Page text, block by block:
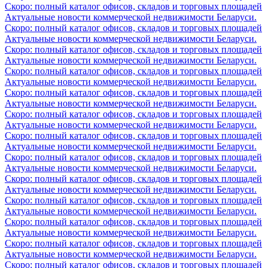
Скоро: полный каталог офисов, складов и торговых площадей
Актуальные новости коммерческой недвижимости Беларуси.
Скоро: полный каталог офисов, складов и торговых площадей
Актуальные новости коммерческой недвижимости Беларуси.
Скоро: полный каталог офисов, складов и торговых площадей
Актуальные новости коммерческой недвижимости Беларуси.
Скоро: полный каталог офисов, складов и торговых площадей
Актуальные новости коммерческой недвижимости Беларуси.
Скоро: полный каталог офисов, складов и торговых площадей
Актуальные новости коммерческой недвижимости Беларуси.
Скоро: полный каталог офисов, складов и торговых площадей
Актуальные новости коммерческой недвижимости Беларуси.
Скоро: полный каталог офисов, складов и торговых площадей
Актуальные новости коммерческой недвижимости Беларуси.
Скоро: полный каталог офисов, складов и торговых площадей
Актуальные новости коммерческой недвижимости Беларуси.
Скоро: полный каталог офисов, складов и торговых площадей
Актуальные новости коммерческой недвижимости Беларуси.
Скоро: полный каталог офисов, складов и торговых площадей
Актуальные новости коммерческой недвижимости Беларуси.
Скоро: полный каталог офисов, складов и торговых площадей
Актуальные новости коммерческой недвижимости Беларуси.
Скоро: полный каталог офисов, складов и торговых площадей
Актуальные новости коммерческой недвижимости Беларуси.
Скоро: полный каталог офисов, складов и торговых площадей